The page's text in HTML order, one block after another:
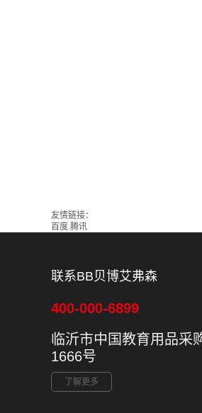
友情链接：
百度 腾讯
联系BB贝博艾弗森
400-000-6899
临沂市中国教育用品采
1666号
了解更多